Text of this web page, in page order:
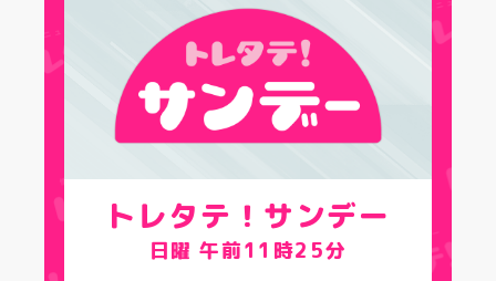
トレタテ！サンデー
日曜 午前11時25分